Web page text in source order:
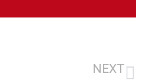
NEXT